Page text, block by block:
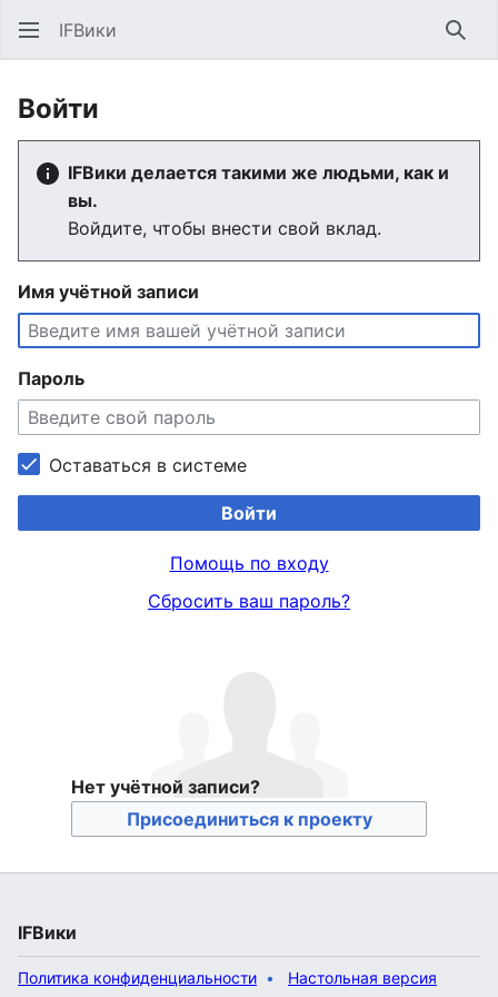
IFВики
Войти
IFВики делается такими же людьми, как и
вы.
Войдите, чтобы внести свой вклад.
Имя учётной записи
Пароль
Оставаться в системе
Войти
Помощь по входу
Сбросить ваш пароль?
Нет учётной записи?
Присоединиться к проекту
IFВики
Политика конфиденциальности Настольная версия